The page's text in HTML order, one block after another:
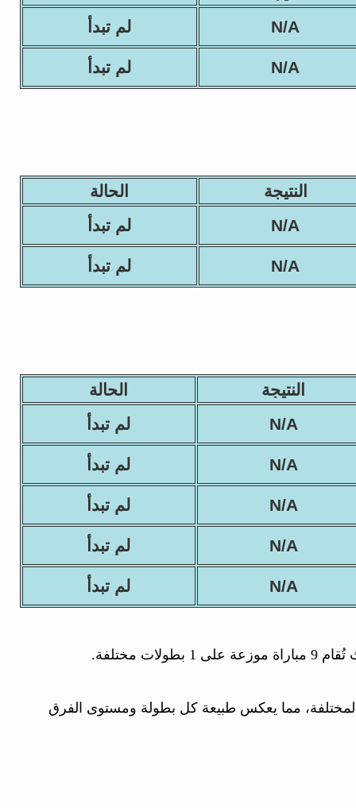
N/A لم تبدأ
N/A لم تبدأ
النتيجة الحالة
N/A لم تبدأ
N/A لم تبدأ
النتيجة الحالة
N/A لم تبدأ
N/A لم تبدأ
N/A لم تبدأ
N/A لم تبدأ
N/A لم تبدأ
مختلفة.
المختلفة، مما يعكس طبيعة كل بطولة ومستوى الفرق